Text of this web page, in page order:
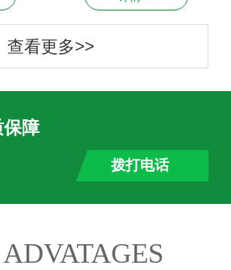
查看更多>>
障
拨打电话